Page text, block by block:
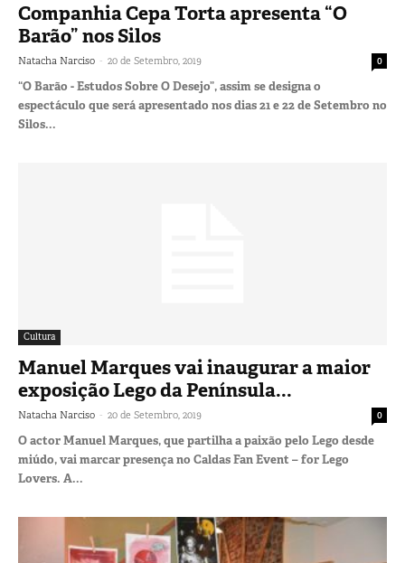
Companhia Cepa Torta apresenta “O
Barão” nos Silos
Natacha Narciso - 20 de Setembro, 2019 0
“O Barão - Estudos Sobre O Desejo”, assim se designa o
espectáculo que será apresentado nos dias 21 e 22 de Setembro no
Silos...
Cultura
Manuel Marques vai inaugurar a maior
exposição Lego da Península...
Natacha Narciso - 20 de Setembro, 2019 0
O actor Manuel Marques, que partilha a paixão pelo Lego desde
miúdo, vai marcar presença no Caldas Fan Event – for Lego
Lovers. A...